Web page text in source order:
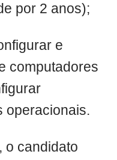
por 2 anos);
e
computadores
operacionais.
o candidato